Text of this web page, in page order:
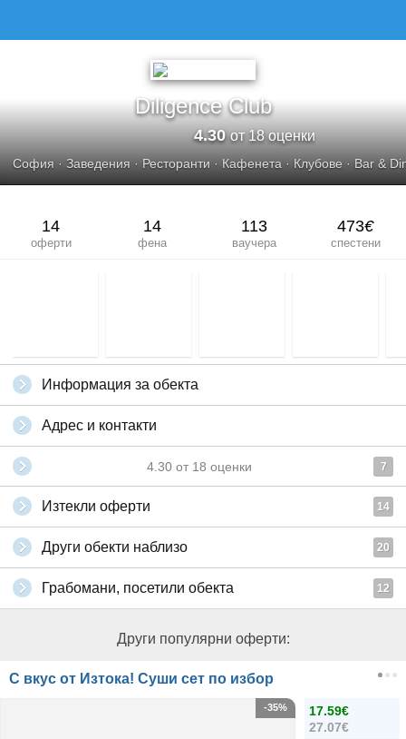
Diligence Club
4.30от 18 оценки
София · Заведения · Ресторанти · Кафенета · Клубове · Bar &
14
оферти
14
фена
113
ваучера
473€
спестени
Информация за обекта
Адрес и контакти
4.30 от 18 оценки 7
Изтекли оферти 14
Други обекти наблизо 20
Грабомани, посетили обекта 12
Други популярни оферти:
С вкус от Изтока! Суши сет по избор
17.59€
27.07€
-35%